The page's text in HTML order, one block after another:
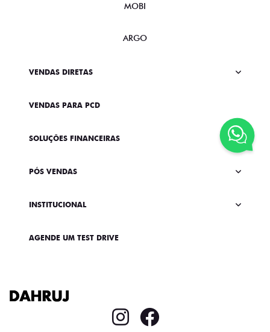
MOBI
ARGO
VENDAS DIRETAS
VENDAS PARA PCD
SOLUÇÕES FINANCEIRAS
PÓS VENDAS
INSTITUCIONAL
AGENDE UM TEST DRIVE